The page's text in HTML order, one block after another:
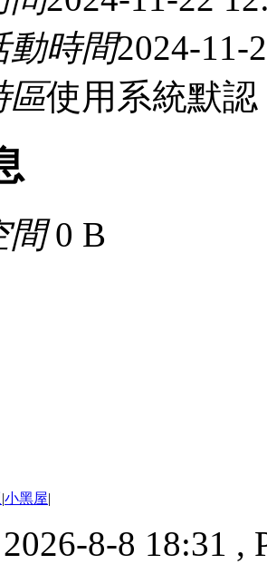
動時間2024-11-
區使用系統默認
間0 B
|小黑屋|
8-8 18:31 ,